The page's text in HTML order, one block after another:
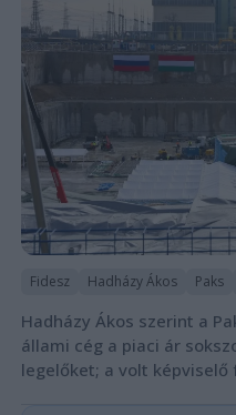
Fidesz Hadházy Ákos Paks
Hadházy Ákos szerint a
állami cég a piaci ár
legelőket; a volt